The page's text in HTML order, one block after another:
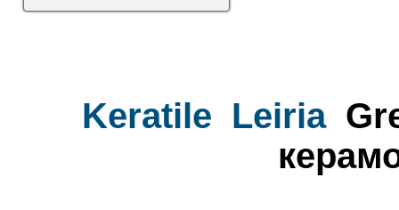
Keratile Leiria